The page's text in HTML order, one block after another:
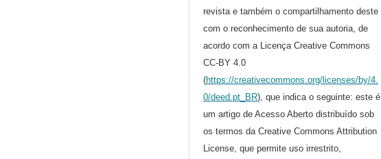
revista e também o compartilhamento deste
com o reconhecimento de sua autoria, de
acordo com a Licença Creative Commons
CC-BY 4.0
(https://creativecommons.org/licenses/by/4.
0/deed.pt_BR), que indica o seguinte: este é
um artigo de Acesso Aberto distribuído sob
os termos da Creative Commons Attribution
License, que permite uso irrestrito,